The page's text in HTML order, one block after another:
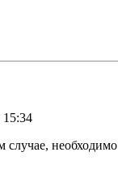
15:34